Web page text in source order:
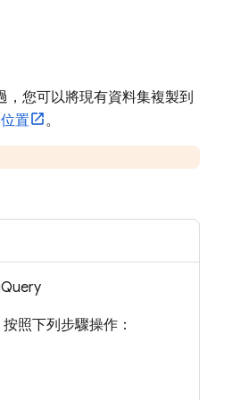
您可以將現有資料集複製到
置
。
照下列步驟操作：